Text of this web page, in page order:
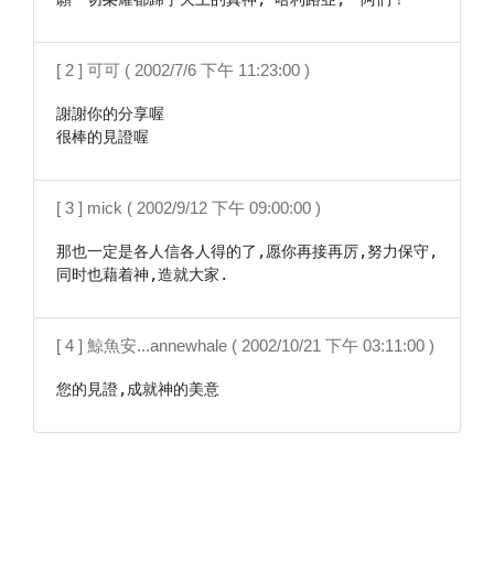
[ 2 ] 可可 ( 2002/7/6 下午 11:23:00 )
謝謝你的分享喔
很棒的見證喔
[ 3 ] mick ( 2002/9/12 下午 09:00:00 )
那也一定是各人信各人得的了,愿你再接再厉,努力保守,
同时也藉着神,造就大家.
[ 4 ] 鯨魚安...annewhale ( 2002/10/21 下午 03:11:00 )
您的見證,成就神的美意